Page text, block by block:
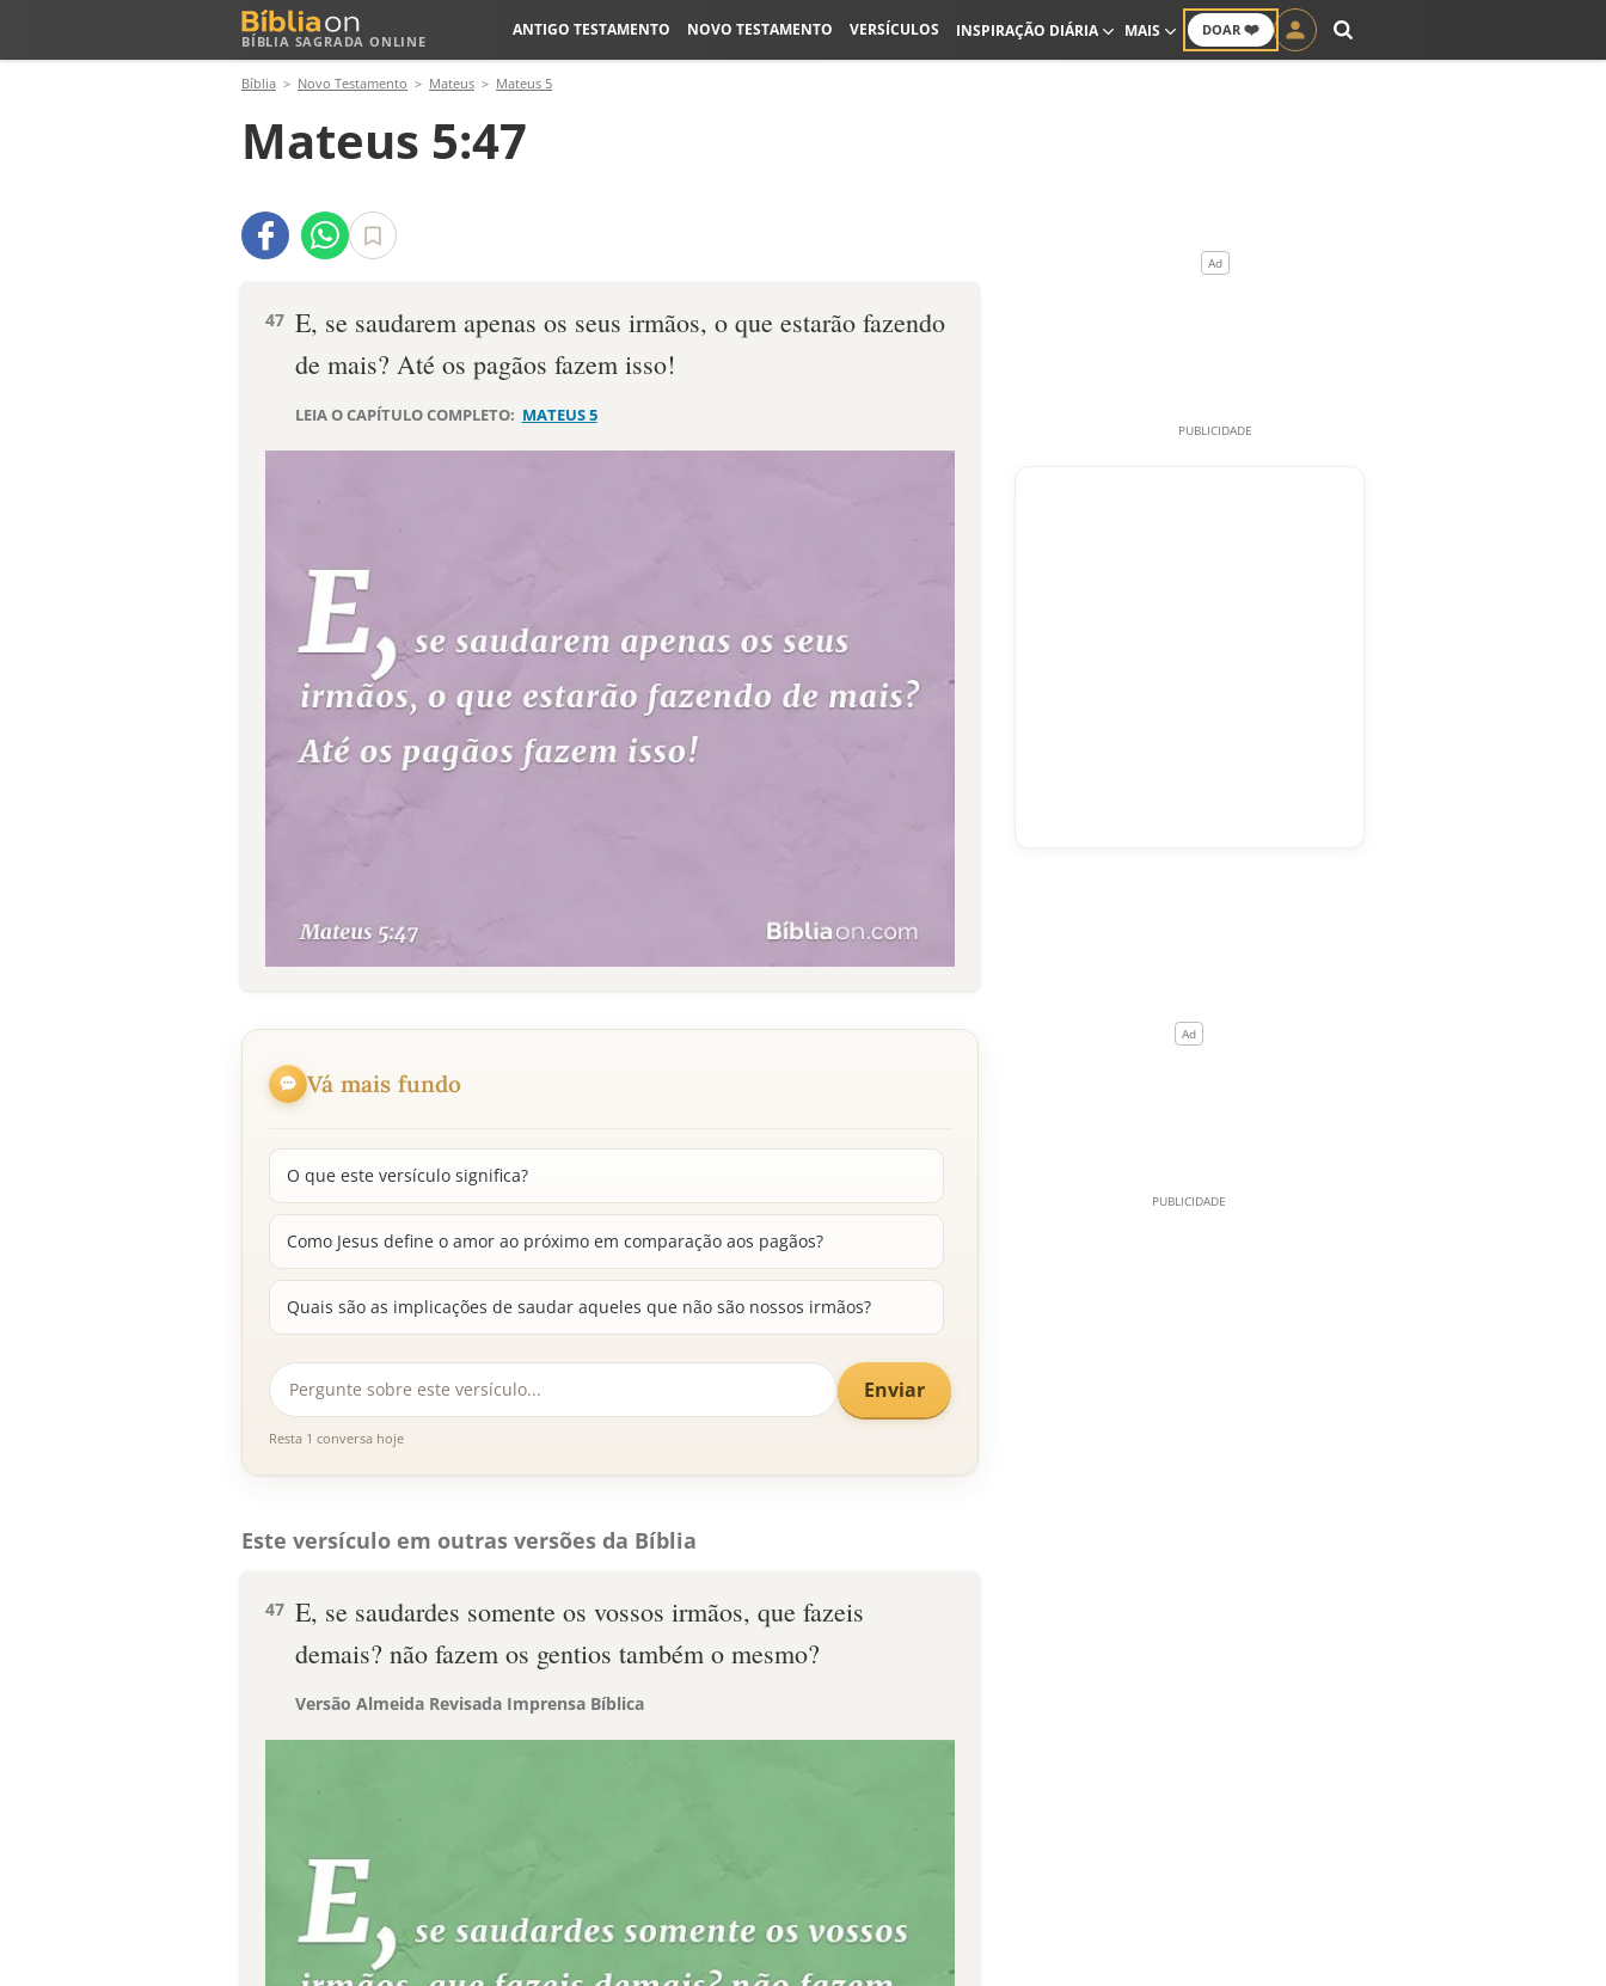
BÍBLIA SAGRADA ONLINE
DOAR ❤️
ANTIGO TESTAMENTO NOVO TESTAMENTO VERSÍCULOS INSPIRAÇÃO DIÁRIA MAIS
Bíblia Novo Testamento Mateus Mateus 5
Mateus 5:47
47 E, se saudarem apenas os seus irmãos, o que estarão fazendo
de mais? Até os pagãos fazem isso!
LEIA O CAPÍTULO COMPLETO: MATEUS 5
Vá mais fundo
O que este versículo significa?
Como Jesus define o amor ao próximo em comparação aos pagãos?
Quais são as implicações de saudar aqueles que não são nossos irmãos?
Enviar
Resta 1 conversa hoje
Este versículo em outras versões da Bíblia
47 E, se saudardes somente os vossos irmãos, que fazeis
demais? não fazem os gentios também o mesmo?
Versão Almeida Revisada Imprensa Bíblica